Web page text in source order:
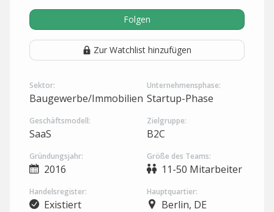
Folgen
Zur Watchlist hinzufügen
Sektor:
Baugewerbe/Immobilien
Unternehmensphase:
Startup-Phase
Geschäftsmodell:
SaaS
Zielgruppe:
B2C
Gründungsjahr:
2016
Größe des Teams:
11-50 Mitarbeiter
Handelsregister:
Existiert
Hauptquartier:
Berlin, DE